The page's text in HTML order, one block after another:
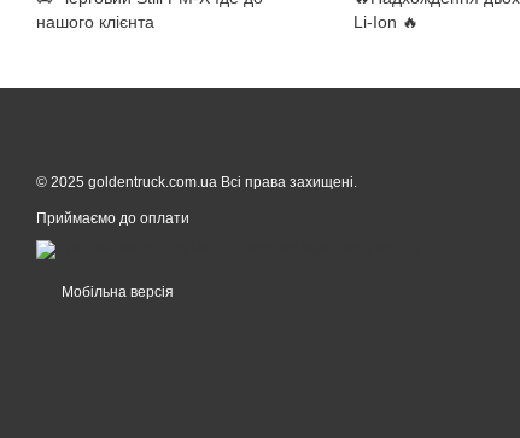
нашого клієнта
Li-Ion 🔥
© 2025 goldentruck.com.ua Всі права захищені.
Приймаємо до оплати
Мобільна версія